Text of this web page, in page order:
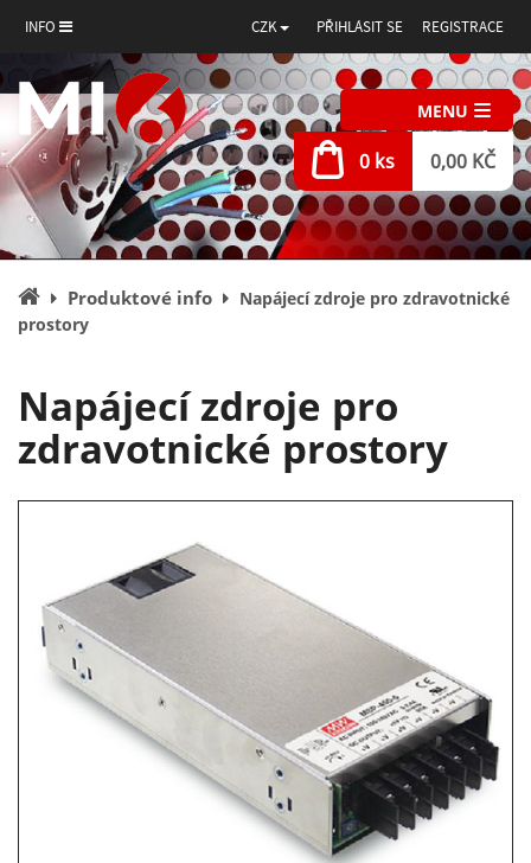
INFO CZK PŘIHLÁSIT SE REGISTRACE
MENU
0 ks 0,00 KČ
Úvodní
stránka
Produktové info
Napájecí zdroje pro zdravotnické
prostory
Napájecí zdroje pro
zdravotnické prostory